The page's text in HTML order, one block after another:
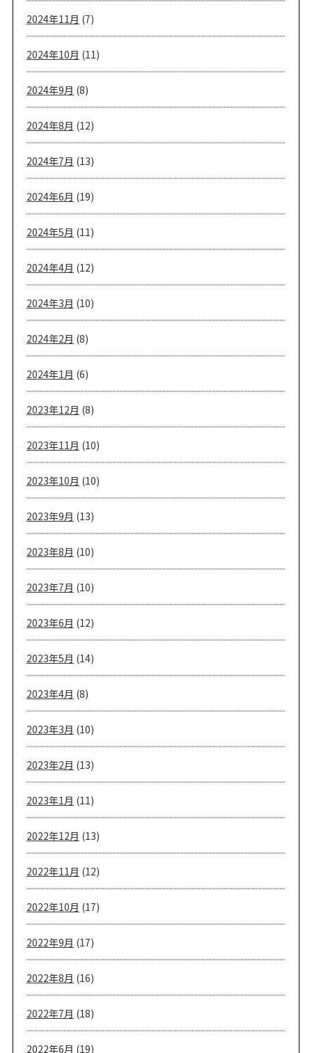
2024年11月 (7)
2024年10月 (11)
2024年9月 (8)
2024年8月 (12)
2024年7月 (13)
2024年6月 (19)
2024年5月 (11)
2024年4月 (12)
2024年3月 (10)
2024年2月 (8)
2024年1月 (6)
2023年12月 (8)
2023年11月 (10)
2023年10月 (10)
2023年9月 (13)
2023年8月 (10)
2023年7月 (10)
2023年6月 (12)
2023年5月 (14)
2023年4月 (8)
2023年3月 (10)
2023年2月 (13)
2023年1月 (11)
2022年12月 (13)
2022年11月 (12)
2022年10月 (17)
2022年9月 (17)
2022年8月 (16)
2022年7月 (18)
2022年6月 (19)